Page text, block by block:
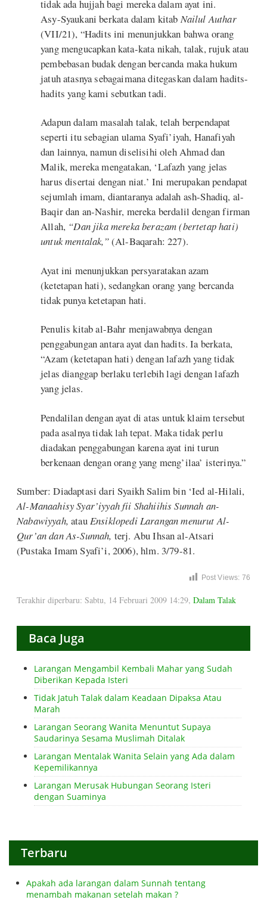
tidak ada hujjah bagi mereka dalam ayat ini.
Asy-Syaukani berkata dalam kitab Nailul Authar
(VII/21), “Hadits ini menunjukkan bahwa orang
yang mengucapkan kata-kata nikah, talak, rujuk atau
pembebasan budak dengan bercanda maka hukum
jatuh atasnya sebagaimana ditegaskan dalam hadits-
hadits yang kami sebutkan tadi.
Adapun dalam masalah talak, telah berpendapat
seperti itu sebagian ulama Syafi’iyah, Hanafiyah
dan lainnya, namun diselisihi oleh Ahmad dan
Malik, mereka mengatakan, ‘Lafazh yang jelas
harus disertai dengan niat.’ Ini merupakan pendapat
sejumlah imam, diantaranya adalah ash-Shadiq, al-
Baqir dan an-Nashir, mereka berdalil dengan firman
Allah, “Dan jika mereka berazam (bertetap hati)
untuk mentalak,”(Al-Baqarah: 227).
Ayat ini menunjukkan persyaratakan azam
(ketetapan hati), sedangkan orang yang bercanda
tidak punya ketetapan hati.
Penulis kitab al-Bahr menjawabnya dengan
penggabungan antara ayat dan hadits. Ia berkata,
“Azam (ketetapan hati) dengan lafazh yang tidak
jelas dianggap berlaku terlebih lagi dengan lafazh
yang jelas.
Pendalilan dengan ayat di atas untuk klaim tersebut
pada asalnya tidak lah tepat. Maka tidak perlu
diadakan penggabungan karena ayat ini turun
berkenaan dengan orang yang meng’ilaa’ isterinya.”
Sumber: Diadaptasi dari Syaikh Salim bin ‘Ied al-Hilali,
Al-Manaahisy Syar’iyyah fii Shahiihis Sunnah an-
Nabawiyyah, atauEnsiklopedi Larangan menurut Al-
Qur’an dan As-Sunnah, terj. Abu Ihsan al-Atsari
(Pustaka Imam Syafi’i, 2006), hlm. 3/79-81.
Post Views: 76
Terakhir diperbaru: Sabtu, 14 Februari 2009 14:29, Dalam Talak
Baca Juga
Larangan Mengambil Kembali Mahar yang Sudah
Diberikan Kepada Isteri
Tidak Jatuh Talak dalam Keadaan Dipaksa Atau
Marah
Larangan Seorang Wanita Menuntut Supaya
Saudarinya Sesama Muslimah Ditalak
Larangan Mentalak Wanita Selain yang Ada dalam
Kepemilikannya
Larangan Merusak Hubungan Seorang Isteri
dengan Suaminya
Terbaru
Apakah ada larangan dalam Sunnah tentang
menambah makanan setelah makan ?